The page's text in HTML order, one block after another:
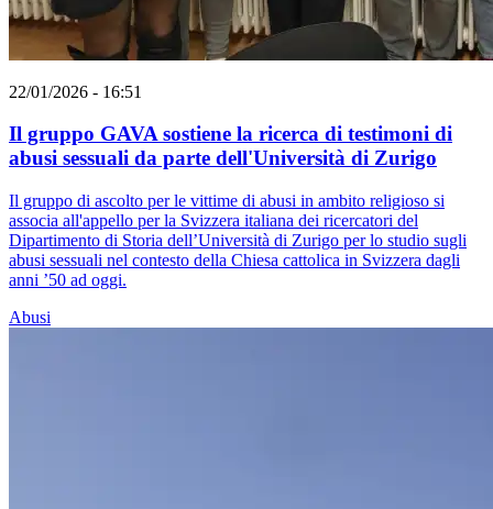
22/01/2026 - 16:51
Il gruppo GAVA sostiene la ricerca di testimoni di
abusi sessuali da parte dell'Università di Zurigo
Il gruppo di ascolto per le vittime di abusi in ambito religioso si
associa all'appello per la Svizzera italiana dei ricercatori del
Dipartimento di Storia dell’Università di Zurigo per lo studio sugli
abusi sessuali nel contesto della Chiesa cattolica in Svizzera dagli
anni ’50 ad oggi.
Abusi